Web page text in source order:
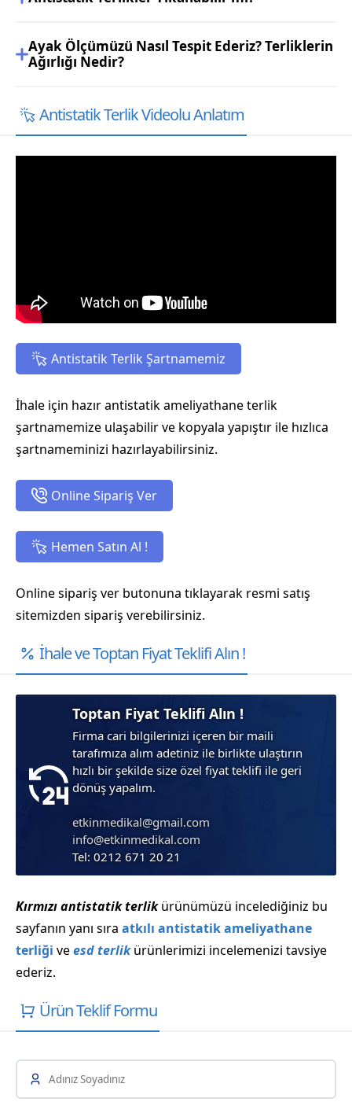
Ayak Ölçümüzü Nasıl Tespit Ederiz? Terliklerin
Ağırlığı Nedir?
Antistatik Terlik Videolu Anlatım
Antistatik Terlik Şartnamemiz
İhale için hazır antistatik ameliyathane terlik
şartnamemize ulaşabilir ve kopyala yapıştır ile hızlıca
şartnameminizi hazırlayabilirsiniz.
Online Sipariş Ver
Hemen Satın Al !
Online sipariş ver butonuna tıklayarak resmi satış
sitemizden sipariş verebilirsiniz.
İhale ve Toptan Fiyat Teklifi Alın !
Toptan Fiyat Teklifi Alın !
Firma cari bilgilerinizi içeren bir maili
tarafımıza alım adetiniz ile birlikte ulaştırın
hızlı bir şekilde size özel fiyat teklifi ile geri
dönüş yapalım.
etkinmedikal@gmail.com
info@etkinmedikal.com
Tel: 0212 671 20 21
Kırmızı antistatik terlikürünümüzü incelediğiniz bu
sayfanın yanı sıra atkılı antistatik ameliyathane
terliği veesd terlikürünlerimizi incelemenizi tavsiye
ederiz.
Ürün Teklif Formu